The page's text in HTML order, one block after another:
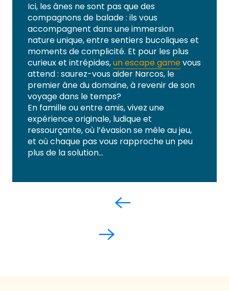
Ici, les ânes ne sont pas que des
compagnons de balade : ils vous
accompagnent dans une immersion
nature unique, entre sentiers bucoliques et
moments de complicité. Et pour les plus
curieux et intrépides,un escape gamevous
attend : saurez-vous aider Narcos, le
premier âne du domaine, à revenir de son
voyage dans le temps?
En famille ou entre amis, vivez une
expérience originale, ludique et
ressourçante, où l’évasion se mêle au jeu,
et où chaque pas vous rapproche un peu
plus de la solution…